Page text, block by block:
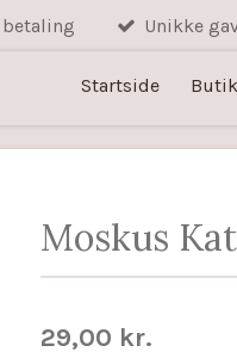
Unikke
Startside Butik
Moskus
29,00 kr.